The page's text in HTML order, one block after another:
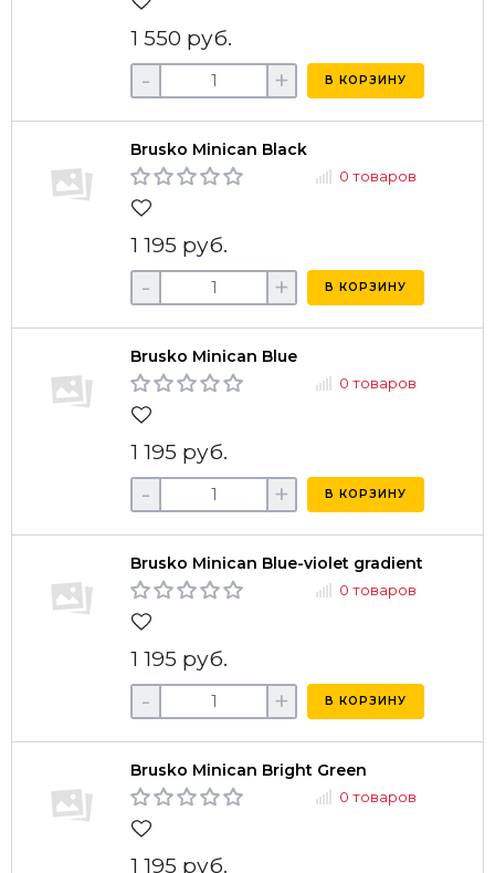
1 550 руб.
- + В КОРЗИНУ
Brusko Minican Black
0 товаров
1 195 руб.
- + В КОРЗИНУ
Brusko Minican Blue
0 товаров
1 195 руб.
- + В КОРЗИНУ
Brusko Minican Blue-violet gradient
0 товаров
1 195 руб.
- + В КОРЗИНУ
Brusko Minican Bright Green
0 товаров
1 195 руб.